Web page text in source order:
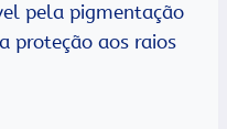
pela pigmentação
proteção aos raios